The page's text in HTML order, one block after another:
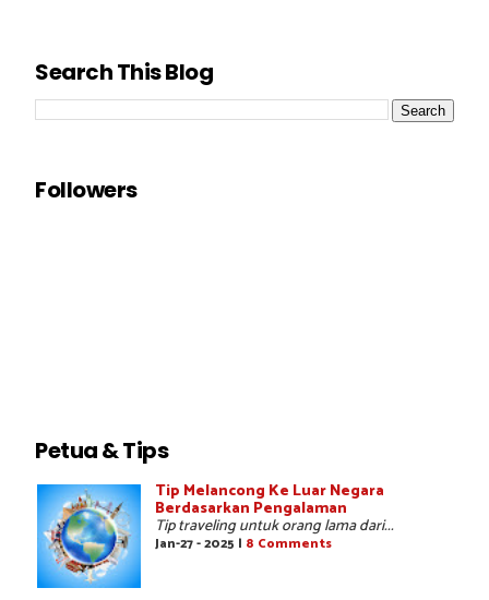
Search This Blog
Followers
Petua & Tips
Tip Melancong Ke Luar Negara
Berdasarkan Pengalaman
Tip traveling untuk orang lama dari...
Jan-27 - 2025 | 8 Comments